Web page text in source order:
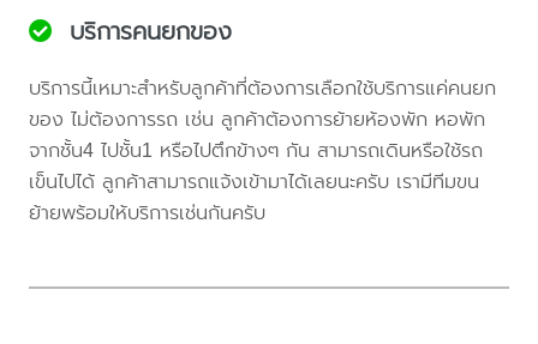
บริการคนยกของ
บริการนี้เหมาะสำหรับลูกค้าที่ต้องการเลือกใช้บริการแค่คนยก
ของ ไม่ต้องการรถ เช่น ลูกค้าต้องการย้ายห้องพัก หอพัก
จากชั้น4 ไปชั้น1 หรือไปตึกข้างๆ กัน สามารถเดินหรือใช้รถ
เข็นไปได้ ลูกค้าสามารถแจ้งเข้ามาได้เลยนะครับ เรามีทีมขน
ย้ายพร้อมให้บริการเช่นกันครับ